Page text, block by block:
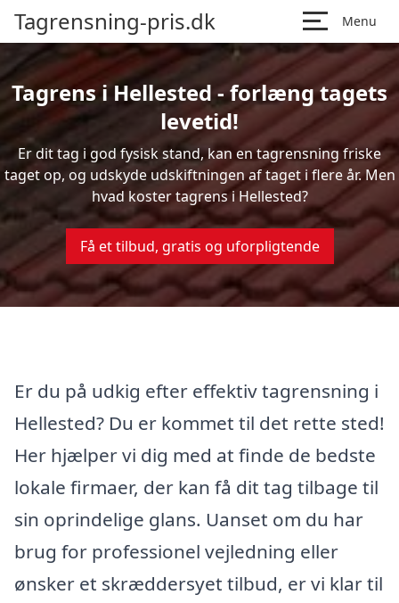
Tagrensning-pris.dk Menu
Tagrens i Hellested - forlæng tagets
levetid!
Er dit tag i god fysisk stand, kan en tagrensning friske
taget op, og udskyde udskiftningen af taget i flere år. Men
hvad koster tagrens i Hellested?
Få et tilbud, gratis og uforpligtende
Er du på udkig efter effektiv tagrensning i
Hellested? Du er kommet til det rette sted!
Her hjælper vi dig med at finde de bedste
lokale firmaer, der kan få dit tag tilbage til
sin oprindelige glans. Uanset om du har
brug for professionel vejledning eller
ønsker et skræddersyet tilbud, er vi klar til